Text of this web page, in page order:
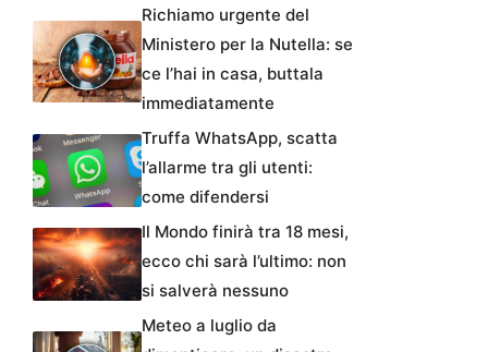
Richiamo urgente del
Ministero per la Nutella: se
ce l’hai in casa, buttala
immediatamente
Truffa WhatsApp, scatta
l’allarme tra gli utenti:
come difendersi
Il Mondo finirà tra 18 mesi,
ecco chi sarà l’ultimo: non
si salverà nessuno
Meteo a luglio da